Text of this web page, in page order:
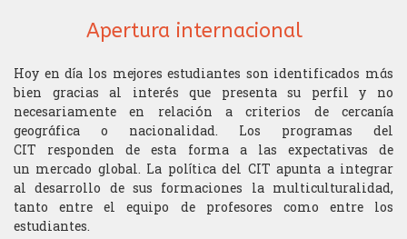
Apertura internacional
Hoy en día los mejores estudiantes son identificados más
bien gracias al interés que presenta su perfil y no
necesariamente en relación a criterios de cercanía
geográfica o nacionalidad. Los programas del
CIT responden de esta forma a las expectativas de
un mercado global. La política del CIT apunta a integrar
al desarrollo de sus formaciones la multiculturalidad,
tanto entre el equipo de profesores como entre los
estudiantes.